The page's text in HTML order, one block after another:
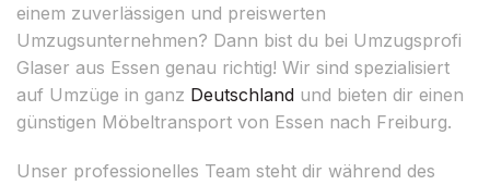
einem zuverlässigen und preiswerten
Umzugsunternehmen? Dann bist du bei Umzugsprofi
Glaser aus Essen genau richtig! Wir sind spezialisiert
auf Umzüge in ganz Deutschland und bieten dir einen
günstigen Möbeltransport von Essen nach Freiburg.
Unser professionelles Team steht dir während des